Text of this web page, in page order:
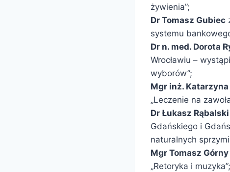
żywienia”;
Dr Tomasz Gubiec
systemu
Dr n. med. Dorota
Wrocławiu –
wyborów”;
Mgr inż.
„Leczenie na
Dr Łukasz Rąbalski
Gdańskiego i
naturalnych
Mgr Tomasz Górny
„Retoryka i muzyka”;